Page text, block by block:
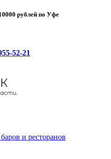
рублей по Уфе
52-21
и ресторанов